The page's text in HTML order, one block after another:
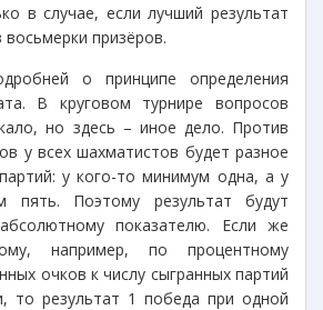
в случае, если лучший результат
призёров.
о принципе определения
В круговом турнире вопросов
но здесь – иное дело. Против
у всех шахматистов будет разное
у кого-то минимум одна, а у
пять. Поэтому результат будут
показателю. Если же
например, по процентному
очков к числу сыгранных партий
то результат 1 победа при одной